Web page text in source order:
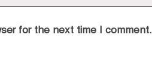
for the next time I comment.